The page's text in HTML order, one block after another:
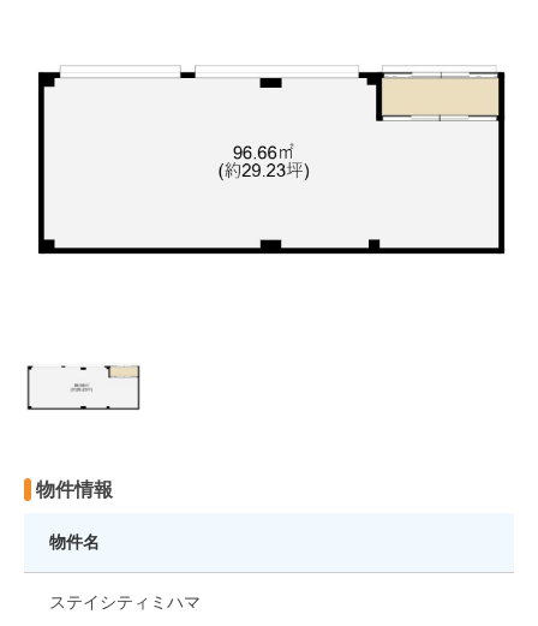
物件情報
物件名
ステイシティミハマ